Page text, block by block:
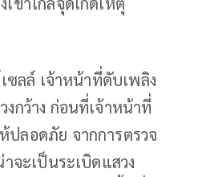
ซลล์ เจ้าหน้าที่ดับเพลิง
กว้าง ก่อนที่เจ้าหน้าที่
ปลอดภัย จากการตรวจ
จะเป็นระเบิดแสวง